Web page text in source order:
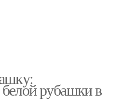
рубашки в